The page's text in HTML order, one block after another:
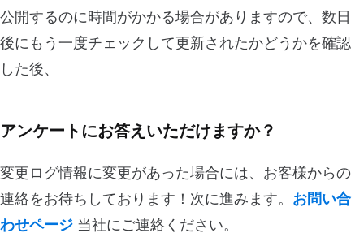
公開するのに時間がかかる場合がありますので、数日
後にもう一度チェックして更新されたかどうかを確認
した後、
アンケートにお答えいただけますか？
変更ログ情報に変更があった場合には、お客様からの
連絡をお待ちしております！次に進みます。 お問い合
わせページ 当社にご連絡ください。